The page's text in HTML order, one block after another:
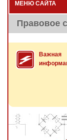
МЕНЮ САЙТА
Правовое
Важная